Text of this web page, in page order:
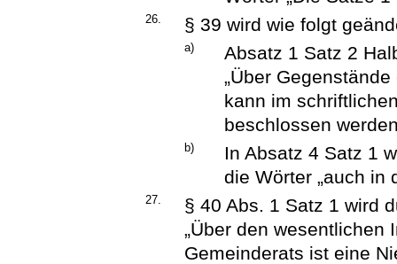
26. § 39 wird wie folgt
a)
Absatz 1 Satz 2
„Über
kann im
beschlossen
b)
In Absatz 4 Satz 1
die Wörter „auch in
27.
§ 40 Abs. 1 Satz 1 wird
„Über den wesentlichen
Gemeinderats ist eine